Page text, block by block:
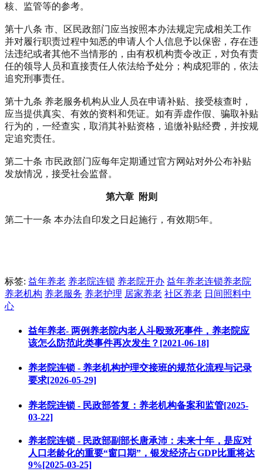
核、监管等的参考。
第十八条 市、区民政部门应当按照本办法规定完成相关工作
并对履行职责过程中知悉的申请人个人信息予以保密，存在违
法违纪或者其他不当情形的，由有权机构责令改正，对负有责
任的领导人员和直接责任人依法给予处分；构成犯罪的，依法
追究刑事责任。
第十九条 养老服务机构从业人员在申请补贴、接受核查时，
应当提供真实、有效的资料和凭证。如有弄虚作假、骗取补贴
行为的，一经查实，取消其补贴资格，追缴补贴经费，并按规
定追究责任。
第二十条 市民政部门应每年定期通过官方网站对外公布补贴
发放情况，接受社会监督。
第六章 附则
第二十一条 本办法自印发之日起施行，有效期5年。
标签: 益年养老 养老院连锁 养老院开办 益年养老连锁养老院
养老机构 养老服务 养老护理 居家养老 社区养老 日间照料中
心
益年养老- 两例养老院内老人斗殴致死事件，养老院应
该怎么防范此类事件再次发生？[2021-06-18]
养老院连锁 - 养老机构护理交接班的规范化流程与记录
要求[2026-05-29]
养老院连锁 - 民政部答复：养老机构备案和监管[2025-
03-22]
养老院连锁 - 民政部副部长唐承沛：未来十年，是应对
人口老龄化的重要“窗口期”，银发经济占GDP比重将达
9%[2025-03-25]